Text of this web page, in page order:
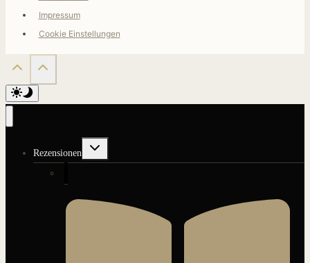
Impressum
Cookie Einstellungen
Rezensionen
Untermenü